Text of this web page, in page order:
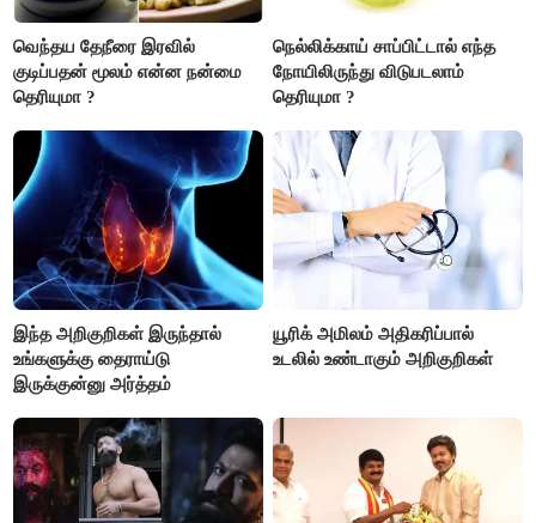
வெந்தய தேநீரை இரவில்
குடிப்பதன் மூலம் என்ன நன்மை
தெரியுமா ?
நெல்லிக்காய் சாப்பிட்டால் எந்த
நோயிலிருந்து விடுபடலாம்
தெரியுமா ?
இந்த அறிகுறிகள் இருந்தால்
உங்களுக்கு தைராய்டு
இருக்குன்னு அர்த்தம்
யூரிக் அமிலம் அதிகரிப்பால்
உடலில் உண்டாகும் அறிகுறிகள்